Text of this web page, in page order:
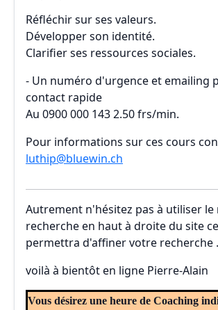
Réfléchir sur ses valeurs.
Développer son identité.
Clarifier ses ressources sociales.
- Un numéro d'urgence et emailing
contact rapide
Au 0900 000 143 2.50 frs/min.
Pour informations sur ces cours
luthip@bluewin.ch
Autrement n'hésitez pas à utiliser
recherche en haut à droite du site
permettra d'affiner votre recherche .
voilà à bientôt en ligne Pierre-Alain
Vous désirez une heure de Coaching